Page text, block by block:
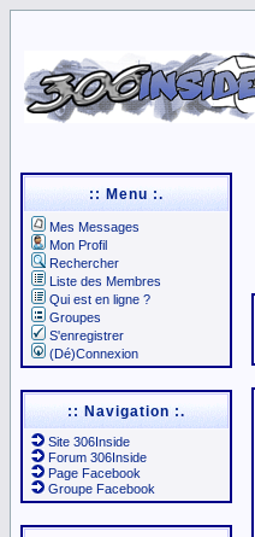
:: Menu :.
Mes Messages
Mon Profil
Rechercher
Liste des Membres
Qui est en ligne ?
Groupes
S'enregistrer
(Dé)Connexion
:: Navigation :.
Site 306Inside
Forum 306Inside
Page Facebook
Groupe Facebook